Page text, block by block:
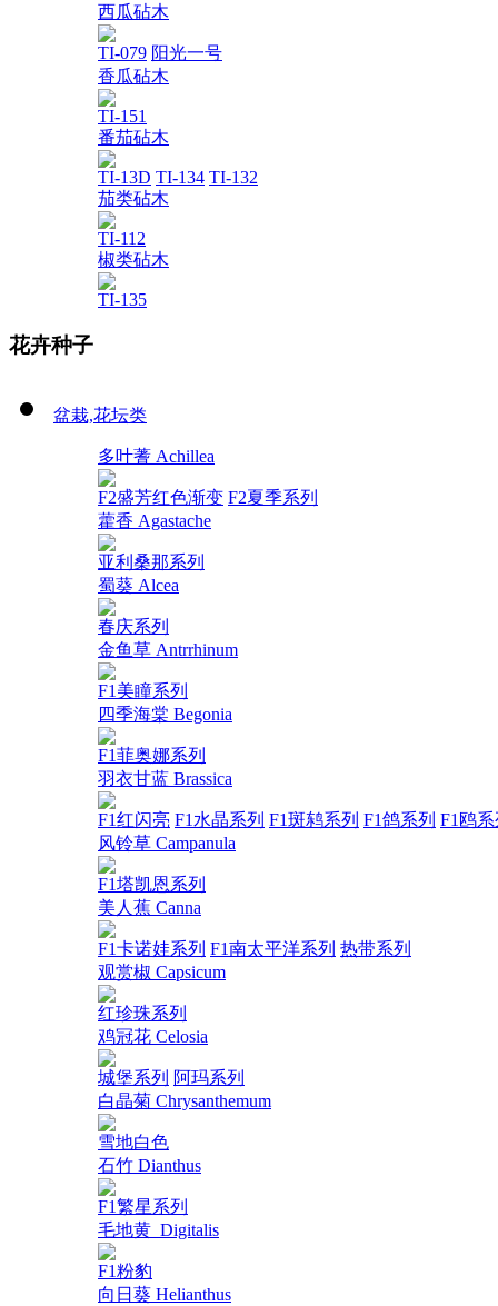
西瓜砧木
TI-079 阳光一号
香瓜砧木
TI-151
番茄砧木
TI-13D TI-134 TI-132
茄类砧木
TI-112
椒类砧木
TI-135
花卉种子
盆栽,花坛类
多叶蓍 Achillea
F2盛芳红色渐变 F2夏季系列
藿香 Agastache
亚利桑那系列
蜀葵 Alcea
春庆系列
金鱼草 Antrrhinum
F1美瞳系列
四季海棠 Begonia
F1菲奥娜系列
羽衣甘蓝 Brassica
F1红闪亮 F1水晶系列 F1斑鸫系列 F1鸽系列 F1鸥
风铃草 Campanula
F1塔凯恩系列
美人蕉 Canna
F1卡诺娃系列 F1南太平洋系列 热带系列
观赏椒 Capsicum
红珍珠系列
鸡冠花 Celosia
城堡系列 阿玛系列
白晶菊 Chrysanthemum
雪地白色
石竹 Dianthus
F1繁星系列
毛地黄_Digitalis
F1粉豹
向日葵 Helianthus